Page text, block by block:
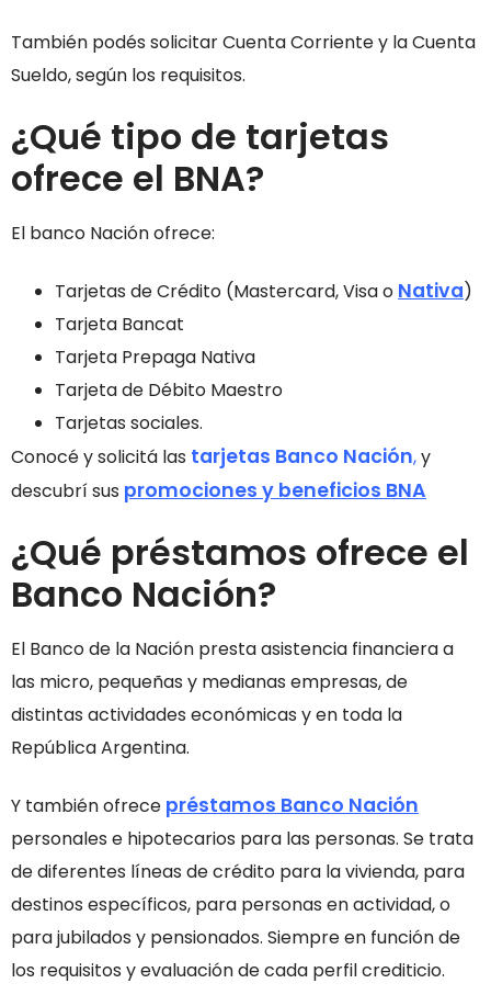
También podés solicitar Cuenta Corriente y la Cuenta
Sueldo, según los requisitos.
¿Qué tipo de tarjetas
ofrece el BNA?
El banco Nación ofrece:
Tarjetas de Crédito (Mastercard, Visa o Nativa)
Tarjeta Bancat
Tarjeta Prepaga Nativa
Tarjeta de Débito Maestro
Tarjetas sociales.
Conocé y solicitá las tarjetas Banco Nación,y
descubrí sus promociones y beneficios BNA
¿Qué préstamos ofrece el
Banco Nación?
El Banco de la Nación presta asistencia financiera a
las micro, pequeñas y medianas empresas, de
distintas actividades económicas y en toda la
República Argentina.
Y también ofrece préstamos Banco Nación
personales e hipotecarios para las personas. Se trata
de diferentes líneas de crédito para la vivienda, para
destinos específicos, para personas en actividad, o
para jubilados y pensionados. Siempre en función de
los requisitos y evaluación de cada perfil crediticio.